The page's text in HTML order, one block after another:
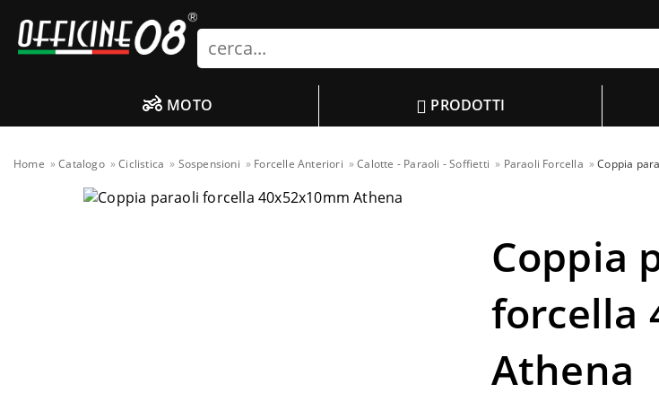
Search
MOTO PRODOTTI
Home Catalogo Ciclistica Sospensioni Forcelle Anteriori Calotte - Paraoli - Soffietti Paraoli Forcella Coppia
Coppia
forcella
Athena